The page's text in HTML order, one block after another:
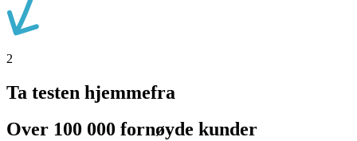
2
Ta testen hjemmefra
Over 100 000 fornøyde kunder